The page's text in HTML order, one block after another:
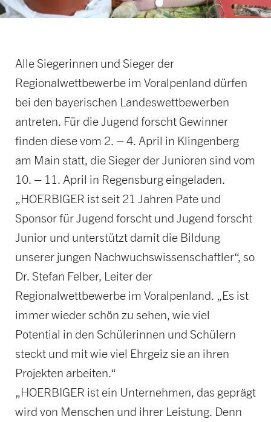
Alle Siegerinnen und Sieger der
Regionalwettbewerbe im Voralpenland dürfen
bei den bayerischen Landeswettbewerben
antreten. Für die Jugend forscht Gewinner
finden diese vom 2. – 4. April in Klingenberg
am Main statt, die Sieger der Junioren sind vom
10. – 11. April in Regensburg eingeladen.
„HOERBIGER ist seit 21 Jahren Pate und
Sponsor für Jugend forscht und Jugend forscht
Junior und unterstützt damit die Bildung
unserer jungen Nachwuchswissenschaftler“, so
Dr. Stefan Felber, Leiter der
Regionalwettbewerbe im Voralpenland. „Es ist
immer wieder schön zu sehen, wie viel
Potential in den Schülerinnen und Schülern
steckt und mit wie viel Ehrgeiz sie an ihren
Projekten arbeiten.“
„HOERBIGER ist ein Unternehmen, das geprägt
wird von Menschen und ihrer Leistung. Denn